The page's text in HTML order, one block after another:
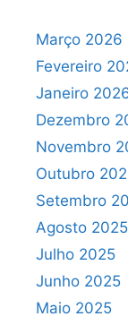
Março 2026
Fevereiro
Janeiro
Dezembro
Novembro
Outubro
Setembro
Agosto 2025
Julho 2025
Junho 2025
Maio 2025